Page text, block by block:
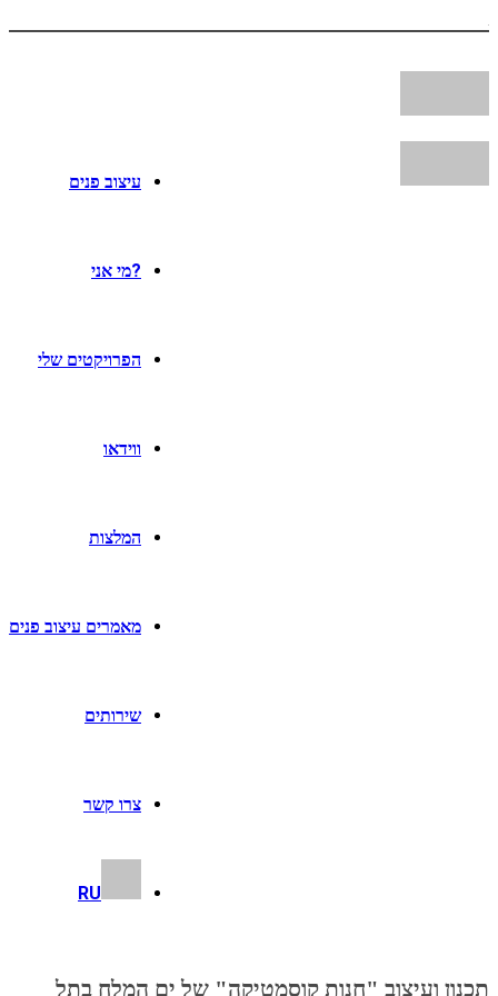
עיצוב פנים
?מי אני
הפרויקטים שלי
ווידאו
המלצות
מאמרים עיצוב פנים
שירותים
צרו קשר
RU
תכנון ועיצוב "חנות קוסמטיקה" של ים המלח בתל